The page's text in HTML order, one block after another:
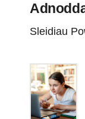
Sleidiau